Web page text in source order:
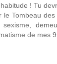
! Tu
le Tombeau
de mes